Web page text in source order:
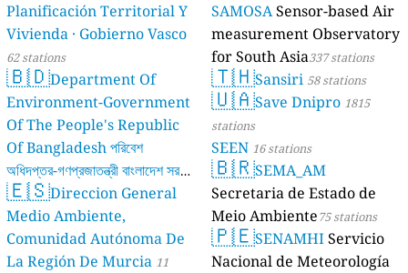
Planificación Territorial Y
Vivienda · Gobierno Vasco
62 stations
🇧🇩Department Of
Environment-Government
Of The People's Republic
Of Bangladesh পরিবেশ
অধিদপ্তর-গণপ্রজাতন্ত্রী বাংলাদেশ সরকার
17 stations
🇪🇸Direccion General
Medio Ambiente,
Comunidad Autónoma De
La Región De Murcia 11
SAMOSASensor-based Air
measurement Observatory
for South Asia337 stations
🇹🇭Sansiri 58 stations
🇺🇦Save Dnipro 1815
stations
SEEN 16 stations
🇧🇷SEMA_AM
Secretaria de Estado de
Meio Ambiente75 stations
🇵🇪SENAMHIServicio
Nacional de Meteorología